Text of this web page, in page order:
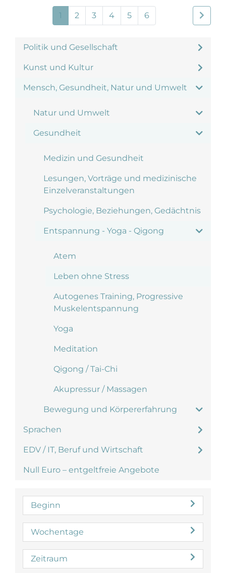
Politik und Gesellschaft
Kunst und Kultur
Mensch, Gesundheit, Natur und Umwelt
Natur und Umwelt
Gesundheit
Medizin und Gesundheit
Lesungen, Vorträge und medizinische
Einzelveranstaltungen
Psychologie, Beziehungen, Gedächtnis
Entspannung - Yoga - Qigong
Atem
Leben ohne Stress
Autogenes Training, Progressive
Muskelentspannung
Yoga
Meditation
Qigong / Tai-Chi
Akupressur / Massagen
Bewegung und Körpererfahrung
Sprachen
EDV / IT, Beruf und Wirtschaft
Null Euro – entgeltfreie Angebote
Beginn
Wochentage
Zeitraum
1 2 3 4 5 6